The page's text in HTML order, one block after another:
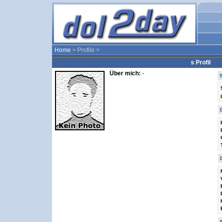
Home > Profile >
s Profil
Über mich: -